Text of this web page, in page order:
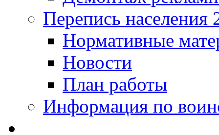
Перепись населения
Нормативные
Новости
План работы
Информация по